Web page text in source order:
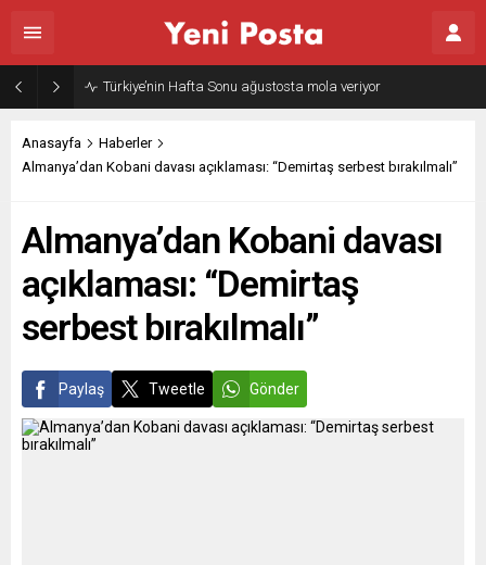
Türkiye’nin Hafta Sonu ağustosta mola veriyor
Anasayfa
Haberler
Almanya’dan Kobani davası açıklaması: “Demirtaş serbest bırakılmalı”
Almanya’dan Kobani davası
açıklaması: “Demirtaş
serbest bırakılmalı”
Paylaş Tweetle Gönder